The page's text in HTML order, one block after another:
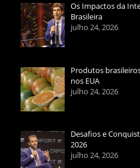
Os Impactos da
Brasileira
julho 24, 2026
Produtos
nos EUA
julho 24, 2026
Desafios e
2026
julho 24, 2026